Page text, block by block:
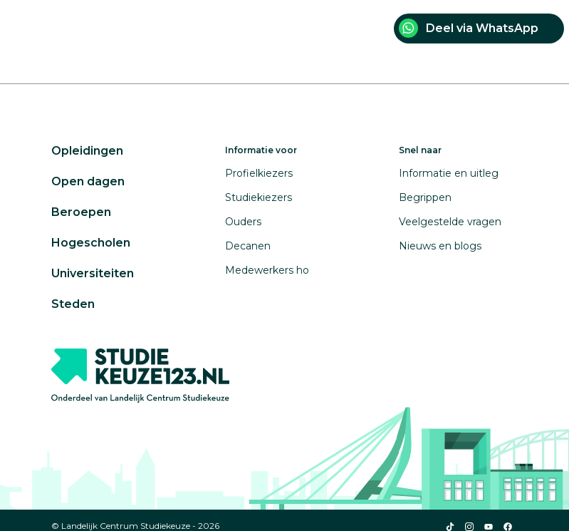
Deel via WhatsApp
Opleidingen
Open dagen
Beroepen
Hogescholen
Universiteiten
Steden
Informatie voor
Profielkiezers
Studiekiezers
Ouders
Decanen
Medewerkers ho
Snel naar
Informatie en uitleg
Begrippen
Veelgestelde vragen
Nieuws en blogs
© Landelijk Centrum Studiekeuze - 2026 Studiekeuze123
Studiekeuze123
Studiekeuze123
Studiekeuze123